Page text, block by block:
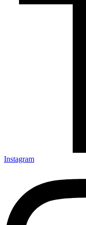
Instagram